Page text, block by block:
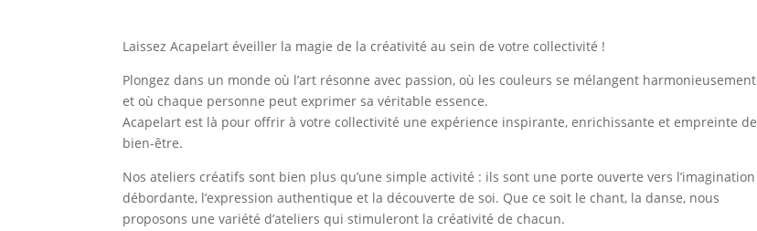
Laissez Acapelart éveiller la magie de la créativité au sein de votre collectivité !
Plongez dans un monde où l’art résonne avec passion, où les couleurs se mélangent harmonieusement
et où chaque personne peut exprimer sa véritable essence.
Acapelart est là pour offrir à votre collectivité une expérience inspirante, enrichissante et empreinte de
bien-être.
Nos ateliers créatifs sont bien plus qu’une simple activité : ils sont une porte ouverte vers l’imagination
débordante, l’expression authentique et la découverte de soi. Que ce soit le chant, la danse, nous
proposons une variété d’ateliers qui stimuleront la créativité de chacun.